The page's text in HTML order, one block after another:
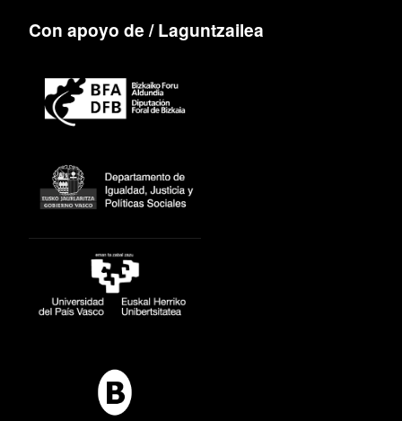
Con apoyo de / Laguntzailea